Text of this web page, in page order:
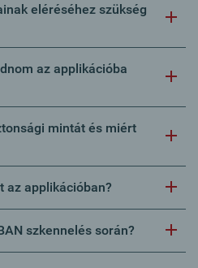
eléréséhez szükség
az applikációba
mintát és miért
az applikációban?
szkennelés során?